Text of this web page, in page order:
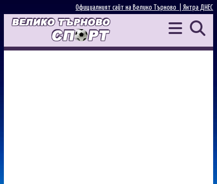
Янтра ДНЕС
Официалният сайт на Велико Търново |